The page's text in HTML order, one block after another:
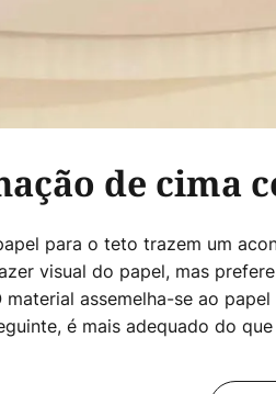
de cima
para o teto trazem um
visual do papel, mas
assemelha-se ao
é mais adequado do